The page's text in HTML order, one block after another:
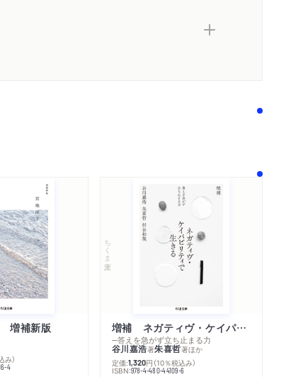
増補新版
み）
4
ちくま文庫
増補 ネガティヴ・ケイパビリティで生きる
─答えを急がず立ち止まる力
谷川嘉浩著朱喜哲著ほか
定価:1,320円 （10％税込み）
ISBN:978-4-480-44109-6